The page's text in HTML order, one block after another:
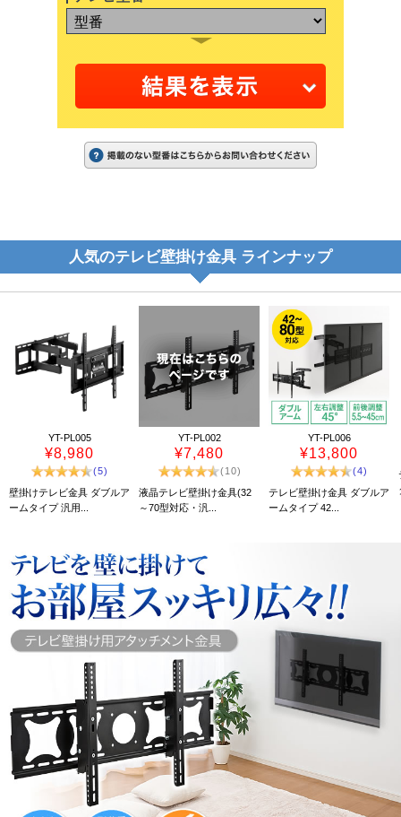
人気のテレビ壁掛け金具 ラインナップ
YT-PL005
¥8,980
(5)
壁掛けテレビ金具 ダブルア
ームタイプ 汎用...
YT-PL002
¥7,480
(10)
液晶テレビ壁掛け金具(32
～70型対応・汎...
YT-PL006
¥13,800
(4)
テレビ壁掛け金具 ダブルア
ームタイプ 42...